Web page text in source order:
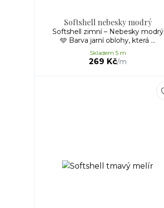
Softshell nebesky modrý
Softshell zimní – Nebesky modrý
🩵 Barva jarní oblohy, která ...
269 Kč/m
Skladem 5 m